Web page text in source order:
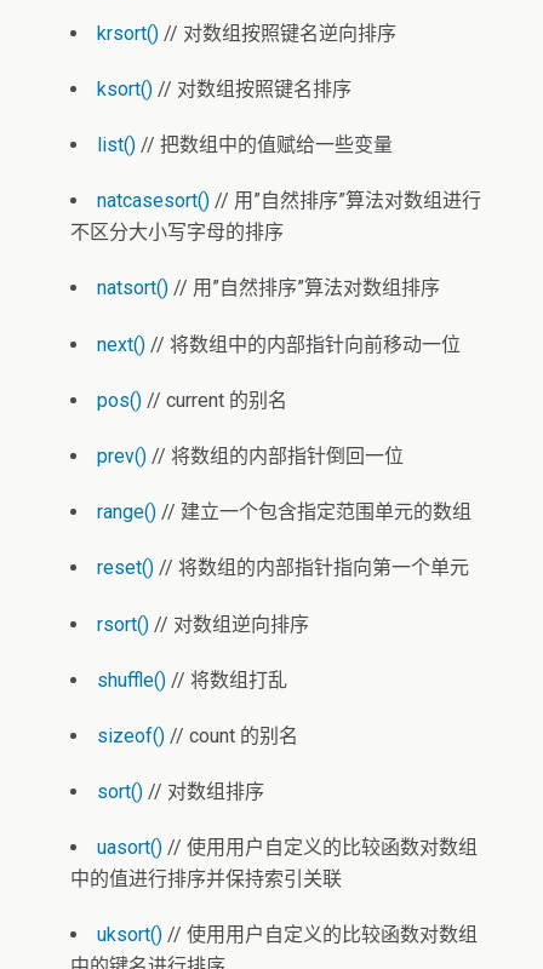
krsort() // 对数组按照键名逆向排序
ksort() // 对数组按照键名排序
list() // 把数组中的值赋给一些变量
natcasesort() // 用”自然排序”算法对数组进行
不区分大小写字母的排序
natsort() // 用”自然排序”算法对数组排序
next() // 将数组中的内部指针向前移动一位
pos() // current 的别名
prev() // 将数组的内部指针倒回一位
range() // 建立一个包含指定范围单元的数组
reset() // 将数组的内部指针指向第一个单元
rsort() // 对数组逆向排序
shuffle() // 将数组打乱
sizeof() // count 的别名
sort() // 对数组排序
uasort() // 使用用户自定义的比较函数对数组
中的值进行排序并保持索引关联
uksort() // 使用用户自定义的比较函数对数组